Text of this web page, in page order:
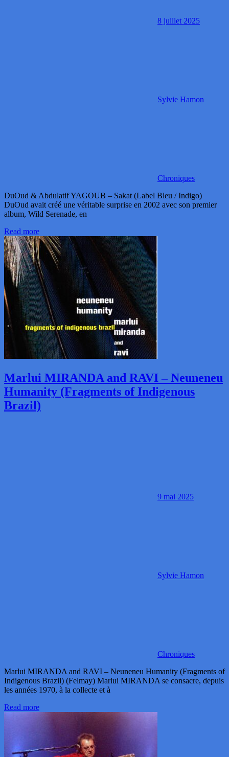
8 juillet 2025
Sylvie Hamon
Chroniques
DuOud & Abdulatif YAGOUB – Sakat (Label Bleu / Indigo)
DuOud avait créé une véritable surprise en 2002 avec son premier
album, Wild Serenade, en
Read more
Marlui MIRANDA and RAVI – Neuneneu
Humanity (Fragments of Indigenous
Brazil)
9 mai 2025
Sylvie Hamon
Chroniques
Marlui MIRANDA and RAVI – Neuneneu Humanity (Fragments of
Indigenous Brazil) (Felmay) Marlui MIRANDA se consacre, depuis
les années 1970, à la collecte et à
Read more